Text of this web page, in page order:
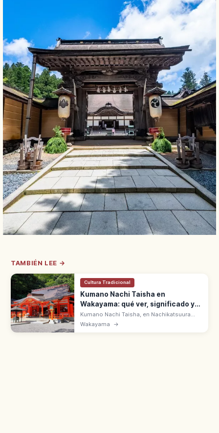
TAMBIÉN LEE →
Cultura Tradicional
Kumano Nachi Taisha en
Wakayama: qué ver, significado y
acceso
Kumano Nachi Taisha, en Nachikatsuura
(Wakayama), es uno de los Kumano Sanzan,
Patrimonio UNESCO. Junto a la cascada
Wakayama →